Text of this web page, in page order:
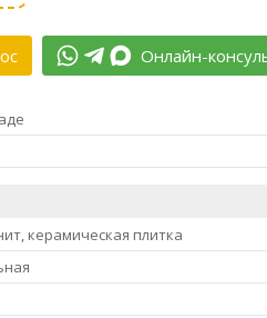
Онлайн-
керамическая плитка